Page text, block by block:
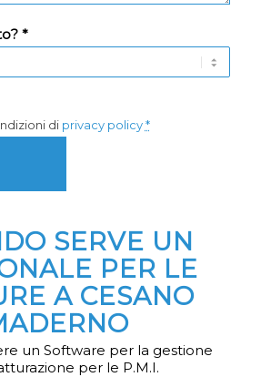
*
di privacy policy *
SERVE UN
PER LE
A CESANO
un Software per la gestione
per le P.M.I.